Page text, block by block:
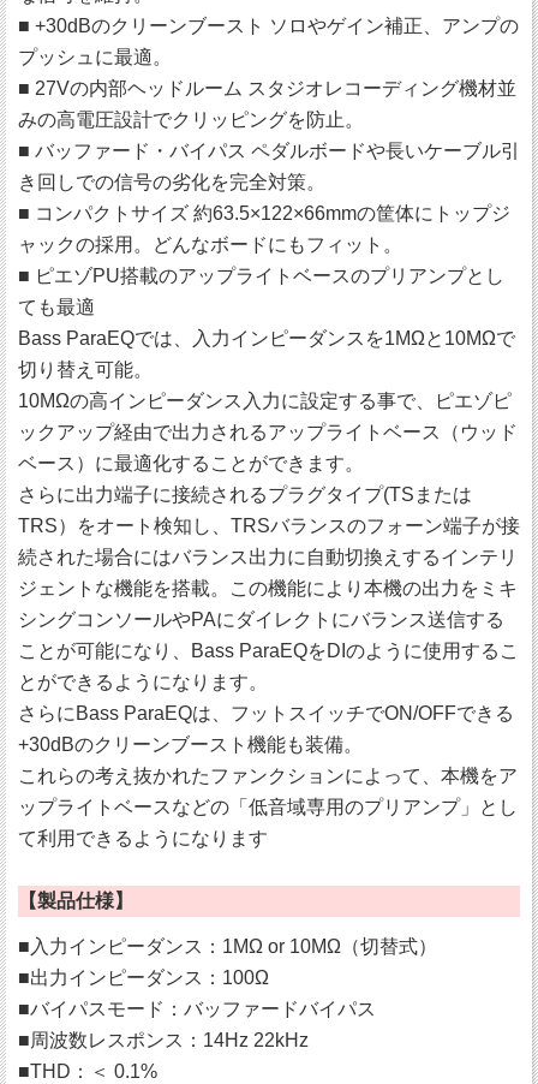
■ +30dBのクリーンブースト ソロやゲイン補正、アンプの
プッシュに最適。
■ 27Vの内部ヘッドルーム スタジオレコーディング機材並
みの高電圧設計でクリッピングを防止。
■ バッファード・バイパス ペダルボードや長いケーブル引
き回しでの信号の劣化を完全対策。
■ コンパクトサイズ 約63.5×122×66mmの筐体にトップジ
ャックの採用。どんなボードにもフィット。
■ ピエゾPU搭載のアップライトベースのプリアンプとし
ても最適
Bass ParaEQでは、入力インピーダンスを1MΩと10MΩで
切り替え可能。
10MΩの高インピーダンス入力に設定する事で、ピエゾピ
ックアップ経由で出力されるアップライトベース（ウッド
ベース）に最適化することができます。
さらに出力端子に接続されるプラグタイプ(TSまたは
TRS）をオート検知し、TRSバランスのフォーン端子が接
続された場合にはバランス出力に自動切換えするインテリ
ジェントな機能を搭載。この機能により本機の出力をミキ
シングコンソールやPAにダイレクトにバランス送信する
ことが可能になり、Bass ParaEQをDIのように使用するこ
とができるようになります。
さらにBass ParaEQは、フットスイッチでON/OFFできる
+30dBのクリーンブースト機能も装備。
これらの考え抜かれたファンクションによって、本機をア
ップライトベースなどの「低音域専用のプリアンプ」とし
て利用できるようになります
【製品仕様】
■入力インピーダンス：1MΩ or 10MΩ（切替式）
■出力インピーダンス：100Ω
■バイパスモード：バッファードバイパス
■周波数レスポンス：14Hz 22kHz
■THD：＜ 0.1%